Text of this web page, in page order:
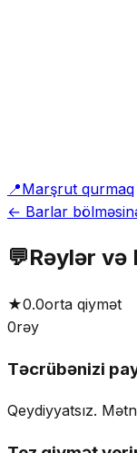
📍Marşrut qurmaq
← Barlar
💬Rəylər və
★0.0orta qiymət
0rəy
Təcrübənizi
Qeydiyyatsız.